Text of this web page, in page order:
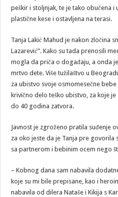
peškir i stoljnjak, te je tako obučena i
plastične kese i ostavljena na terasi.
Tanja Lakić Mahud je nakon zločina
Lazarević”. Kako su tada prenosili
mogla da priča o događaju, a onda
mrtvo dete. Više tužilaštvo u
za ubistvo svoje osmomesečne
krivično delo teško ubistvo, za koje
do 40 godina zatvora.
Javnost je zgroženo pratila suđenje
za oko jeste da je Tanja pre govorila
sa partnerom i bebinim ocem nego
– Kobnog dana sam nabavila
koje su mi bile prepisane, kao i
nabavila od dilera Nataše i Kikija s